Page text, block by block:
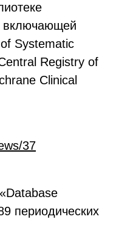
включающей
Systematic
Registry of
Clinical
37
периодических